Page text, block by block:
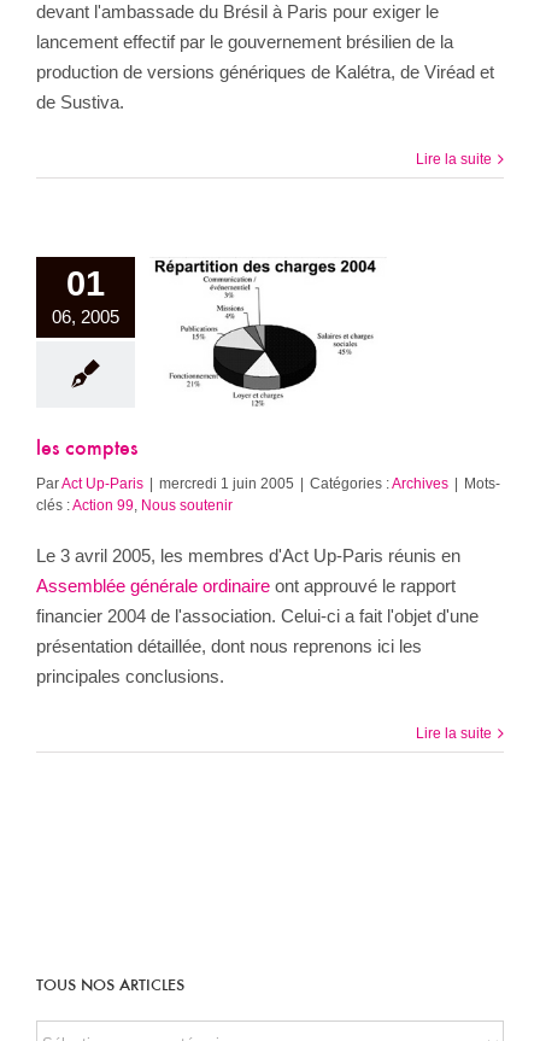
devant l'ambassade du Brésil à Paris pour exiger le
lancement effectif par le gouvernement brésilien de la
production de versions génériques de Kalétra, de Viréad et
de Sustiva.
Lire la suite
01
06, 2005
les comptes
ParAct Up-Paris mercredi 1 juin 2005 Catégories :Archives
Mots-
clés :Action 99, Nous soutenir
Le 3 avril 2005, les membres d'Act Up-Paris réunis en
Assemblée générale ordinaire ont approuvé le rapport
financier 2004 de l'association. Celui-ci a fait l'objet d'une
présentation détaillée, dont nous reprenons ici les
principales conclusions.
Lire la suite
TOUS NOS ARTICLES
TOUS